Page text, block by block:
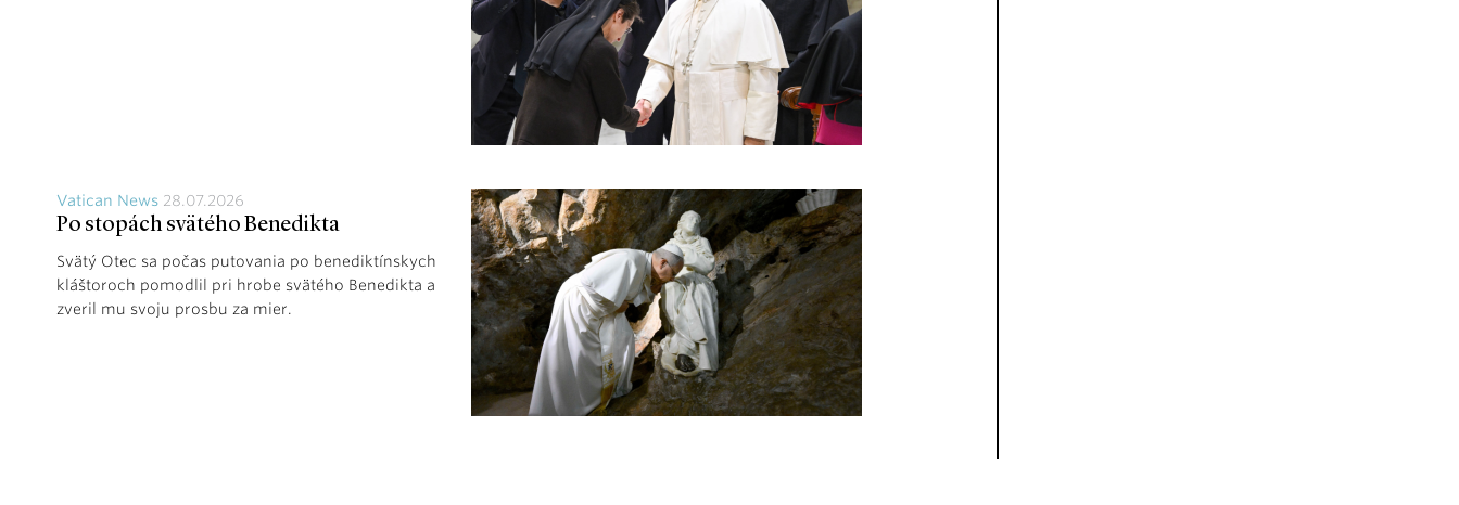
Vatican News 28.07.2026
Po stopách svätého Benedikta
Svätý Otec sa počas putovania po benediktínskych
kláštoroch pomodlil pri hrobe svätého Benedikta a
zveril mu svoju prosbu za mier.